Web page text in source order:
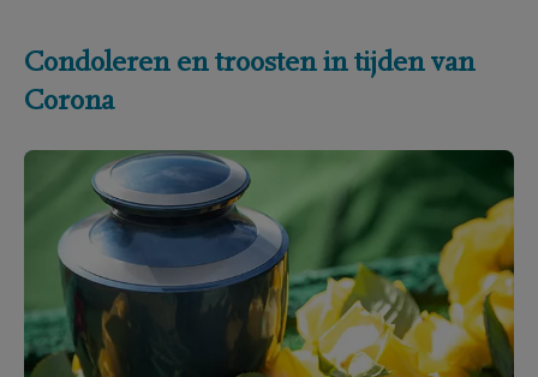
Condoleren en troosten in tijden van
Corona